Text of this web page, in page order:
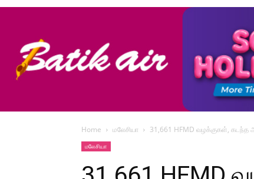
Home மலேசியா 31,661 HFMD வழக்குகள்,
மலேசியா